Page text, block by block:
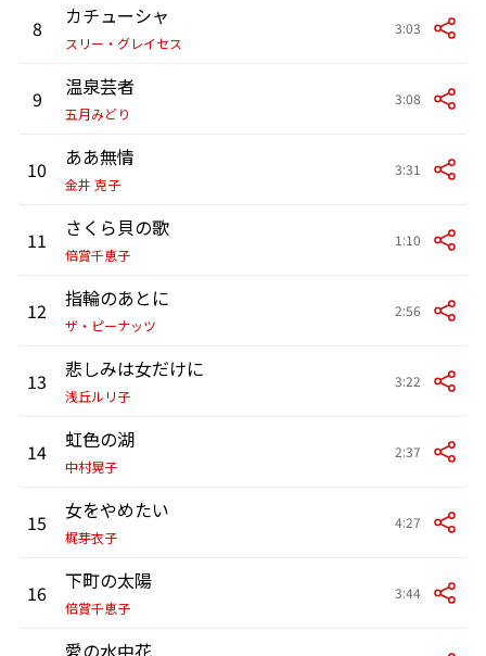
8 カチューシャ
スリー・グレイセス
3:03
9 温泉芸者
五月みどり
3:08
10 ああ無情
金井 克子
3:31
11 さくら貝の歌
倍賞千恵子
1:10
12 指輪のあとに
ザ・ピーナッツ
2:56
13 悲しみは女だけに
浅丘ルリ子
3:22
14 虹色の湖
中村晃子
2:37
15 女をやめたい
梶芽衣子
4:27
16 下町の太陽
倍賞千恵子
3:44
愛の水中花